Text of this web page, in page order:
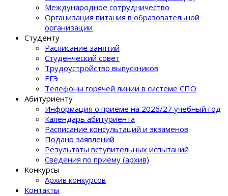
Международное сотрудничество
Организация питания в образовательной
организации
Студенту
Расписание занятий
Студенческий совет
Трудоустройство выпускников
ЕГЭ
Телефоны горячей линии в системе СПО
Абитуриенту
Информация о приеме на 2026/27 учебный год
Календарь абитуриента
Расписание консультаций и экзаменов
Подано заявлений
Результаты вступительных испытаний
Сведения по приему (архив)
Конкурсы
Архив конкурсов
Контакты